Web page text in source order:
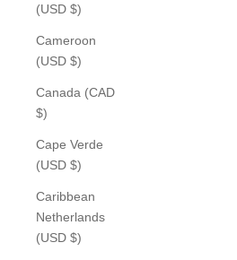
(USD $)
Cameroon
(USD $)
Canada (CAD
$)
Cape Verde
(USD $)
Caribbean
Netherlands
(USD $)